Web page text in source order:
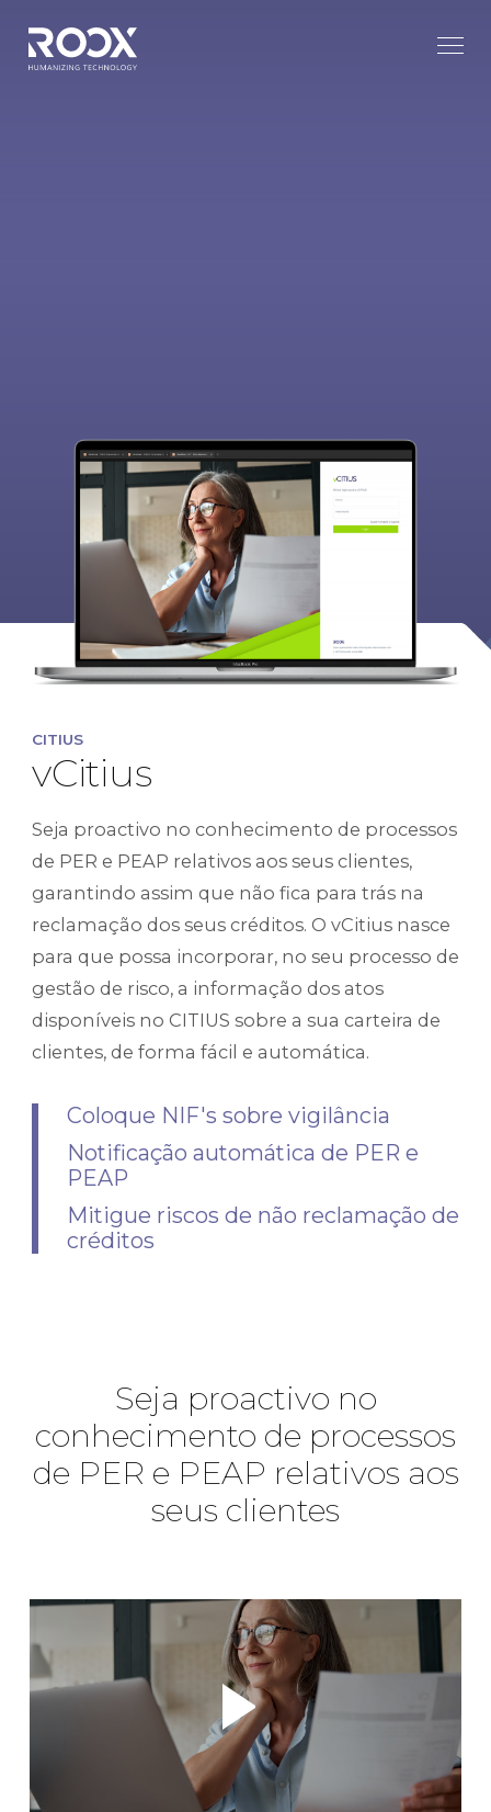
CITIUS
vCitius
Seja proactivo no conhecimento de processos
de PER e PEAP relativos aos seus clientes,
garantindo assim que não fica para trás na
reclamação dos seus créditos. O vCitius nasce
para que possa incorporar, no seu processo de
gestão de risco, a informação dos atos
disponíveis no CITIUS sobre a sua carteira de
clientes, de forma fácil e automática.
Coloque NIF's sobre vigilância
Notificação automática de PER e
PEAP
Mitigue riscos de não reclamação de
créditos
Seja proactivo no
conhecimento de processos
de PER e PEAP relativos aos
seus clientes